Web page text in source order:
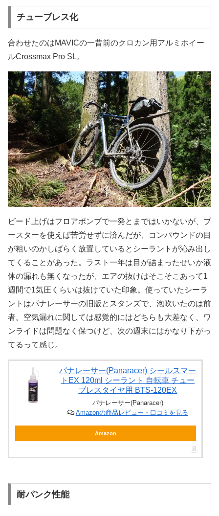
チューブレス化
合わせたのはMAVICの一昔前のクロカン用アルミホイー
ルCrossmax Pro SL。
ビード上げはフロアポンプで一発とまではいかないが、ブ
ースターを使えば苦労せずに済んだが、コンパウンドの目
が粗いのかしばらく放置しているとシーラントが沁み出し
てくることがあった。ラスト一年は目が詰まったせいか液
体の漏れも無くなったが、エアの抜けはそこそこあって1
週間で1気圧くらいは抜けていた印象。使っていたシーラ
ントはパナレーサーの旧版とスタンズで、泡吹いたのは前
者。空気漏れに関しては感覚的にはどちらも大差なく、ワ
ンライドは問題なく保つけど、次の週末にはかなり下がっ
てるって感じ。
パナレーサー(Panaracer) シールスマー
トEX 120ml シーラント 自転車 チュー
ブレスタイヤ用 BTS-120EX
パナレーサー(Panaracer)
Amazonの商品レビュー・口コミを見る
Amazon
耐パンク性能